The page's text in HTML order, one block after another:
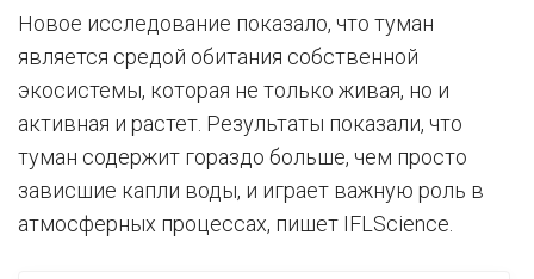
Новое исследование показало, что туман
является средой обитания собственной
экосистемы, которая не только живая, но и
активная и растет. Результаты показали, что
туман содержит гораздо больше, чем просто
зависшие капли воды, и играет важную роль в
атмосферных процессах, пишет IFLScience.